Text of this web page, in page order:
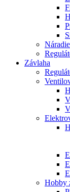
Závlaha
Hobby